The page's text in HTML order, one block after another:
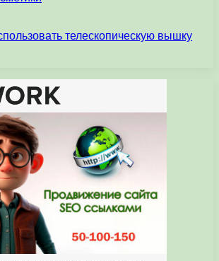
телескопическую вышку